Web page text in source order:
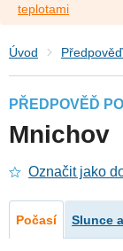
teplotami
Úvod
PŘEDPOVĚĎ
Mnichov
Označit jako
Počasí Slunce